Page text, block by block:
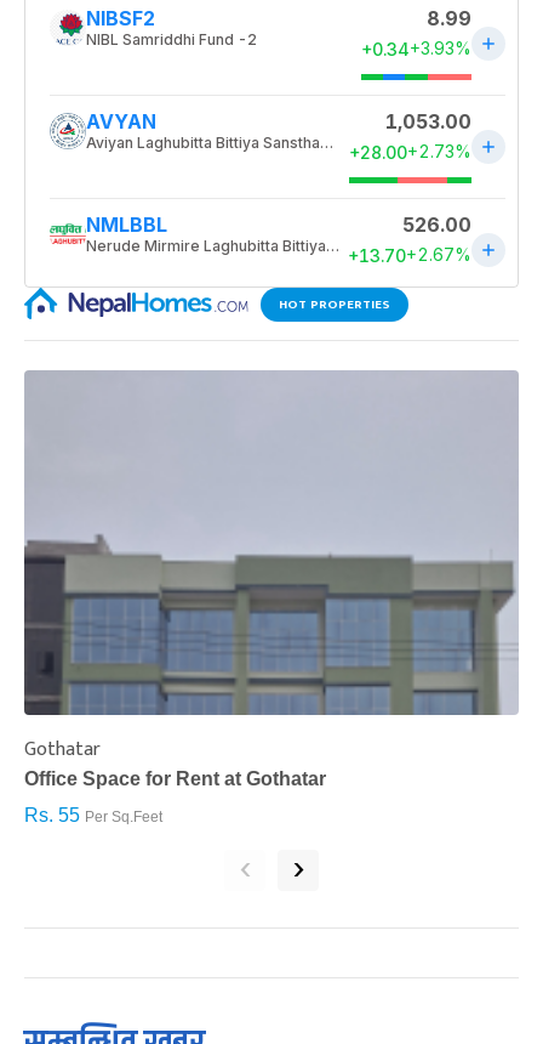
HOT PROPERTIES
Gothatar
Office Space for Rent at Gothatar
Rs. 55 Per Sq.Feet
‹ ›